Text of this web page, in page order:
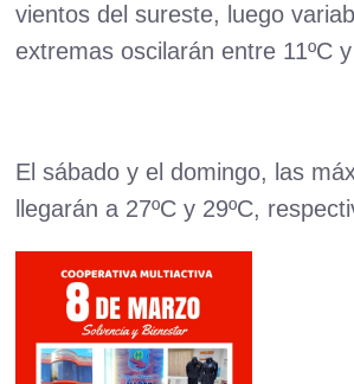
vientos del sureste, luego
extremas oscilarán entre 11ºC y
El sábado y el domingo, las
llegarán a 27ºC y 29ºC,